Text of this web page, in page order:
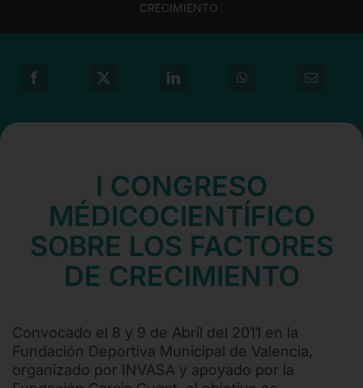
Pacientes Internacionales
Teléfono
CRECIMIENTO
I CONGRESO
MÉDICOCIENTÍFICO
SOBRE LOS FACTORES
DE CRECIMIENTO
Convocado el 8 y 9 de Abril del 2011 en la
Fundación Deportiva Municipal de Valencia,
organizado por INVASA y apoyado por la